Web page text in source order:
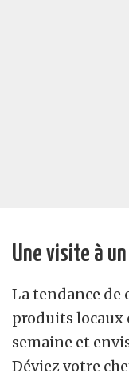
Une visite à
La tendance de
produits locaux
semaine et
Déviez votre